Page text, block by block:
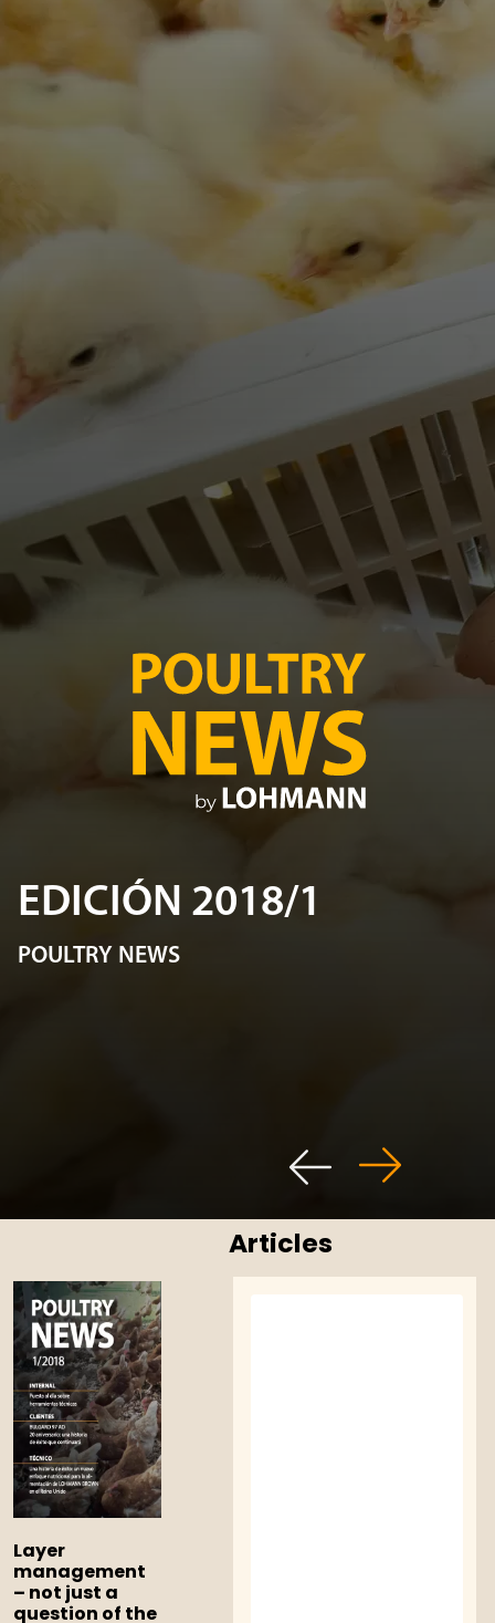
EDICIÓN 2018/1
POULTRY NEWS
Layer
management
– not just a
question of the
Articles